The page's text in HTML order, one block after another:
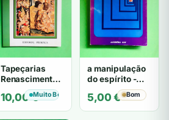
Tapeçarias
Renascimento e
Barroco
10,00€
Muito Bom
a manipulação
do espírito -
Theo Löbsack
5,00€ Bom